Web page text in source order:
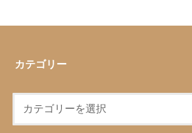
カテゴリー